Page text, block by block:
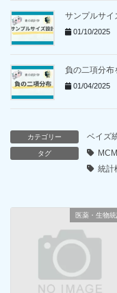
サンプルサイ
01/10/2025
負の二項分布
01/04/2025
カテゴリー ベイズ
タグ
統計
医薬・生物